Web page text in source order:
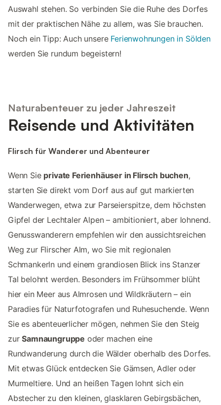
Auswahl stehen. So verbinden Sie die Ruhe des Dorfes
mit der praktischen Nähe zu allem, was Sie brauchen.
Noch ein Tipp: Auch unsere Ferienwohnungen in Sölden
werden Sie rundum begeistern!
Naturabenteuer zu jeder Jahreszeit
Reisende und Aktivitäten
Flirsch für Wanderer und Abenteurer
Wenn Sie private Ferienhäuser in Flirsch buchen,
starten Sie direkt vom Dorf aus auf gut markierten
Wanderwegen, etwa zur Parseierspitze, dem höchsten
Gipfel der Lechtaler Alpen – ambitioniert, aber lohnend.
Genusswanderern empfehlen wir den aussichtsreichen
Weg zur Flirscher Alm, wo Sie mit regionalen
Schmankerln und einem grandiosen Blick ins Stanzer
Tal belohnt werden. Besonders im Frühsommer blüht
hier ein Meer aus Almrosen und Wildkräutern – ein
Paradies für Naturfotografen und Ruhesuchende. Wenn
Sie es abenteuerlicher mögen, nehmen Sie den Steig
zurSamnaungruppe oder machen eine
Rundwanderung durch die Wälder oberhalb des Dorfes.
Mit etwas Glück entdecken Sie Gämsen, Adler oder
Murmeltiere. Und an heißen Tagen lohnt sich ein
Abstecher zu den kleinen, glasklaren Gebirgsbächen,